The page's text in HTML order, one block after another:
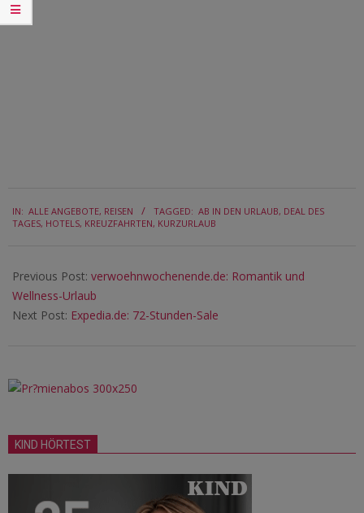
05-
IN: ALLE ANGEBOTE, REISEN TAGGED: AB IN DEN URLAUB, DEAL DES
TAGES, HOTELS, KREUZFAHRTEN, KURZURLAUB
Previous Post: verwoehnwochenende.de: Romantik und
Wellness-Urlaub
Next Post: Expedia.de: 72-Stunden-Sale
KIND HÖRTEST